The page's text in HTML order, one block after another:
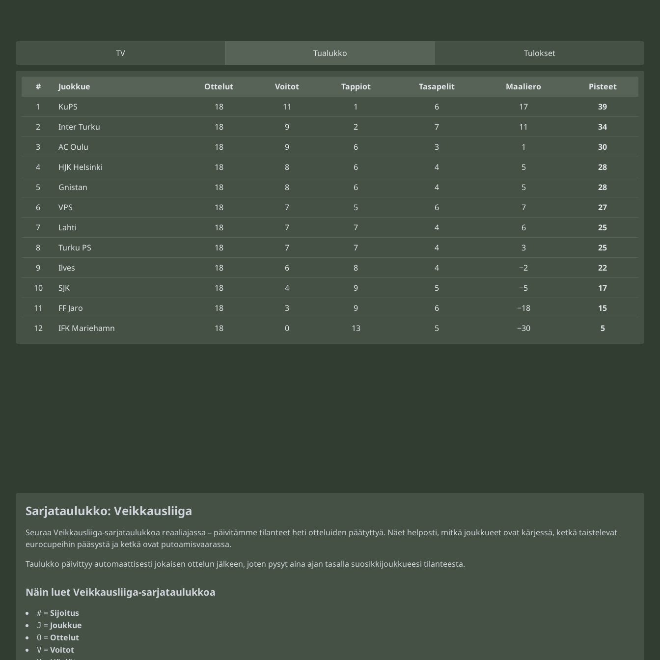
TV Tualukko Tulokset
# Juokkue Ottelut Voitot Tappiot Tasapelit Maaliero
Pisteet
1
KuPS 18 11 1 6 17
39
2
Inter Turku 18 9 2 7 11
34
3
AC Oulu 18 9 6 3 1
30
4
HJK Helsinki 18 8 6 4 5
28
5
Gnistan 18 8 6 4 5
28
6
VPS 18 7 5 6 7
27
7
Lahti 18 7 7 4 6
25
8
Turku PS 18 7 7 4 3
25
9
Ilves 18 6 8 4 −2
22
10
SJK 18 4 9 5 −5
17
11
FF Jaro 18 3 9 6 −18
15
12
IFK Mariehamn 18 0 13 5 −30 5
Sarjataulukko: Veikkausliiga
Seuraa Veikkausliiga-sarjataulukkoa reaaliajassa – päivitämme tilanteet heti otteluiden päätyttyä. Näet helposti, mitkä joukkueet ovat kärjessä, ketkä taistelevat
eurocupeihin pääsystä ja ketkä ovat putoamisvaarassa.
Taulukko päivittyy automaattisesti jokaisen ottelun jälkeen, joten pysyt aina ajan tasalla suosikkijoukkueesi tilanteesta.
Näin luet Veikkausliiga-sarjataulukkoa
# =Sijoitus
J = Joukkue
O = Ottelut
V =Voitot